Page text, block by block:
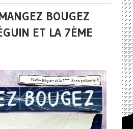
BOUGEZ
ET LA 7ÈME